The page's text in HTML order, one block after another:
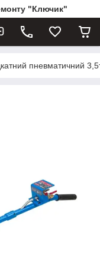
"Ключик"
пневматичний